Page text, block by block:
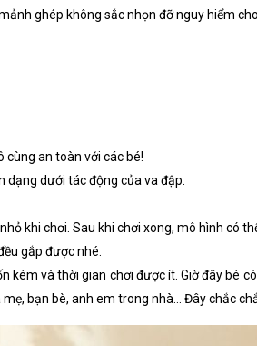
ghép không sắc nhọn đỡ nguy hiểm cho
cùng an toàn với các bé!
dạng dưới tác động của va đập.
khi chơi. Sau khi chơi xong, mô hình có
gắp được nhé.
và thời gian chơi được ít. Giờ đây bé
bạn bè, anh em trong nhà… Đây chắc